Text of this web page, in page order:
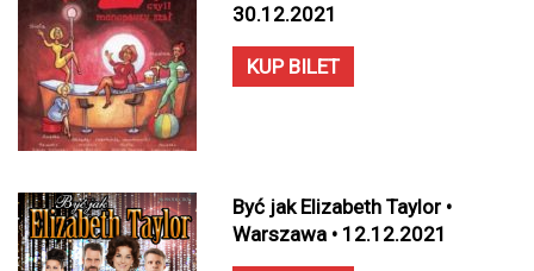
30.12.2021
KUP BILET
Być jak Elizabeth Taylor •
Warszawa • 12.12.2021